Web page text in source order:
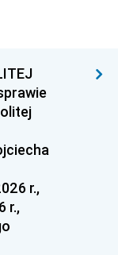
1994
1991
1985
1982
1979
r.,
r.,